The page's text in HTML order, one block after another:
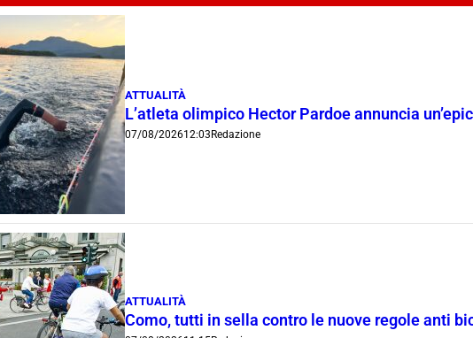
ATTUALITÀ
L’atleta olimpico Hector Pardoe annuncia
07/08/202612:03 Redazione
ATTUALITÀ
Como, tutti in sella contro le nuove regole anti